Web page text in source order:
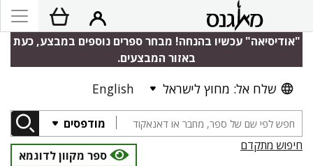
"אודיסיאה" עכשיו בהנחה! מבחר ספרים נוספים במבצע, כעת
באזור המבצעים.
שלח אל: מחוץ לישראל English
מודפסים
חיפוש מתקדם
ספר מקוון לדוגמא